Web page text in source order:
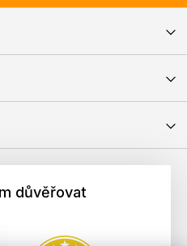
důvěřovat